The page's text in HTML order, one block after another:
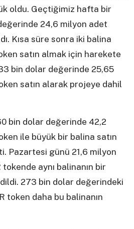
oldu. Geçtiğimiz hafta bir
24,6 milyon adet
Kısa süre sonra iki balina
satın almak için harekete
bin dolar değerinde 25,65
satın alarak projeye dahil
bin dolar değerinde 42,2
ile büyük bir balina satın
Pazartesi günü 21,6 milyon
aynı balinanın bir
273 bin dolar değerindeki
token daha bu balinanın